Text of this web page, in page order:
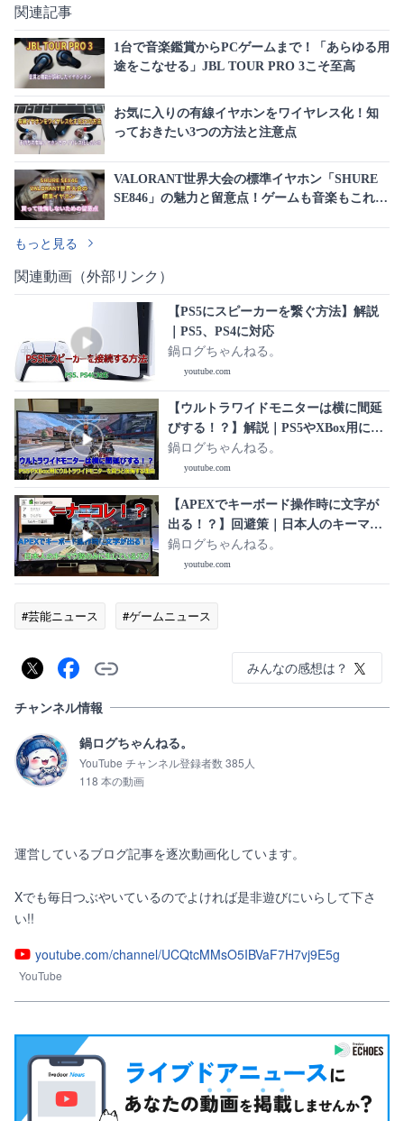
関連記事
1台で音楽鑑賞からPCゲームまで！「あらゆる用
途をこなせる」JBL TOUR PRO 3こそ至高
お気に入りの有線イヤホンをワイヤレス化！知
っておきたい3つの方法と注意点
VALORANT世界大会の標準イヤホン「SHURE
SE846」の魅力と留意点！ゲームも音楽もこれ1
もっと見る
関連動画（外部リンク）
【PS5にスピーカーを繋ぐ方法】解説
｜PS5、PS4に対応
鍋ログちゃんねる。
youtube.com
【ウルトラワイドモニターは横に間延
びする！？】解説｜PS5やXBox用にウ
ルトラワイドモニターを買うと後悔す
る理由
鍋ログちゃんねる。
youtube.com
【APEXでキーボード操作時に文字が
出る！？】回避策｜日本人のキーマウ
勢のみに生じているバグ
鍋ログちゃんねる。
youtube.com
#芸能ニュース #ゲームニュース
みんなの感想は？
チャンネル情報
鍋ログちゃんねる。
YouTube チャンネル登録者数 385人
118 本の動画
運営しているブログ記事を逐次動画化しています。
Xでも毎日つぶやいているのでよければ是非遊びにいらして下さ
い!!
youtube.com/channel/UCQtcMMsO5IBVaF7H7vj9E5g
YouTube